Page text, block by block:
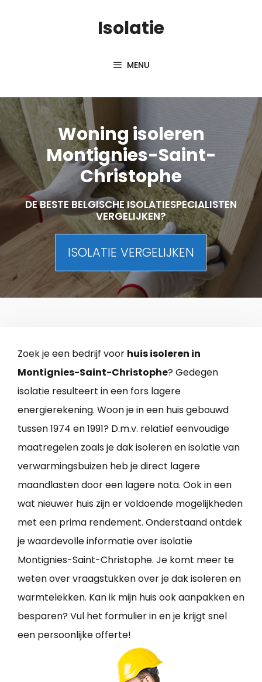
Isolatie
MENU
Woning isoleren
Montignies-Saint-
Christophe
DE BESTE BELGISCHE ISOLATIESPECIALISTEN
VERGELIJKEN?
ISOLATIE VERGELIJKEN
Zoek je een bedrijf voor huis isoleren in
Montignies-Saint-Christophe? Gedegen
isolatie resulteert in een fors lagere
energierekening. Woon je in een huis gebouwd
tussen 1974 en 1991? D.m.v. relatief eenvoudige
maatregelen zoals je dak isoleren en isolatie van
verwarmingsbuizen heb je direct lagere
maandlasten door een lagere nota. Ook in een
wat nieuwer huis zijn er voldoende mogelijkheden
met een prima rendement. Onderstaand ontdek
je waardevolle informatie over isolatie
Montignies-Saint-Christophe. Je komt meer te
weten over vraagstukken over je dak isoleren en
warmtelekken. Kan ik mijn huis ook aanpakken en
besparen? Vul het formulier in en je krijgt snel
een persoonlijke offerte!